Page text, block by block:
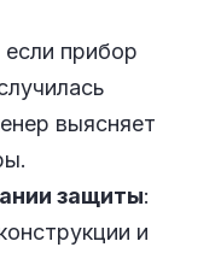
если прибор
выясняет
защиты:
и